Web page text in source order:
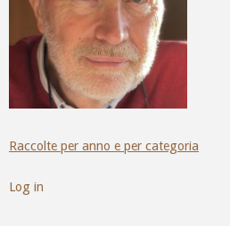
Raccolte per anno e per categoria
Log in